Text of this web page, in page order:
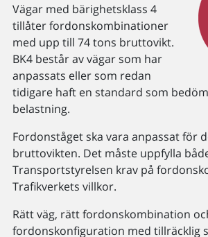
Vägar med bärighetsklass 4
tillåter fordonskombinationer
med upp till 74 tons bruttovikt.
BK4 består av vägar som har
anpassats eller som redan
tidigare haft en standard som
belastning.
Fordonståget ska vara anpassat för
bruttovikten. Det måste uppfylla
Transportstyrelsen krav på
Trafikverkets villkor.
Rätt väg, rätt fordonskombination
fordonskonfiguration med tillräcklig